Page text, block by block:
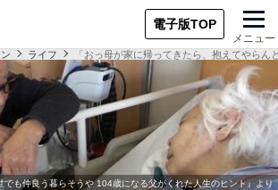
電子版TOP
メニュー
ライフ 「おっ母が家に帰ってきたら、抱えてやら